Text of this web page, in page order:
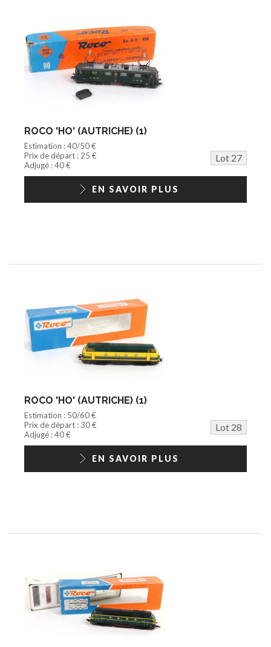
ROCO 'HO' (AUTRICHE) (1)
Estimation : 40/50 €
Prix de départ : 25 €
Lot 27
Adjugé : 40 €
EN SAVOIR PLUS
ROCO 'HO' (AUTRICHE) (1)
Estimation : 50/60 €
Prix de départ : 30 €
Lot 28
Adjugé : 40 €
EN SAVOIR PLUS